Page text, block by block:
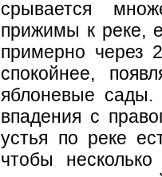
срывается
прижимы к реке,
примерно через
спокойнее,
яблоневые
впадения с
устья по реке
чтобы